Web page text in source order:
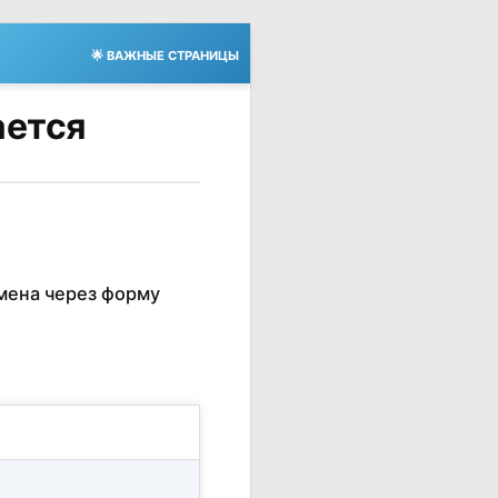
🌟 ВАЖНЫЕ СТРАНИЦЫ
через форму